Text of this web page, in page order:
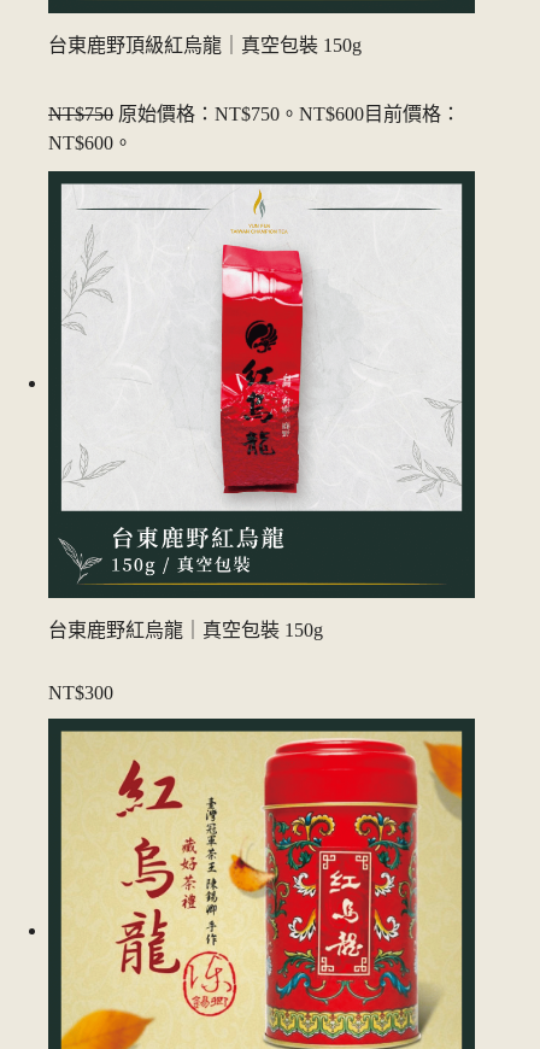
台東鹿野頂級紅烏龍｜真空包裝 150g
NT$750 原始價格：NT$750。 NT$600目前價格：
NT$600。
台東鹿野紅烏龍｜真空包裝 150g
NT$300